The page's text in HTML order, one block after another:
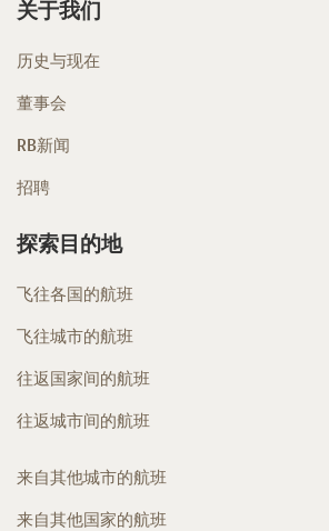
关于我们
历史与现在
董事会
RB新闻
招聘
探索目的地
飞往各国的航班
飞往城市的航班
往返国家间的航班
往返城市间的航班
来自其他城市的航班
来自其他国家的航班